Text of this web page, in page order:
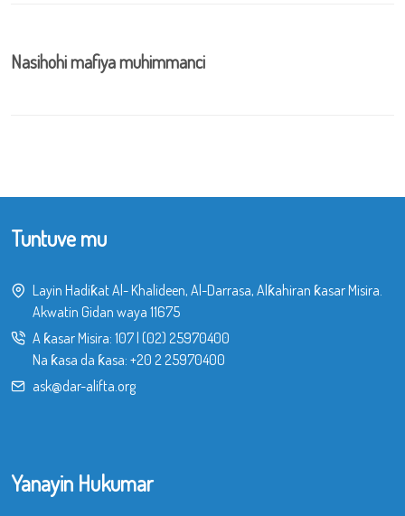
Nasihohi mafiya muhimmanci
Tuntuve mu
Layin Hadiƙat Al- Khalideen, Al-Darrasa, Alƙahiran ƙasar Misira.
Akwatin Gidan waya 11675
A ƙasar Misira: 107| (02) 25970400
Na ƙasa da ƙasa: +20 2 25970400
ask@dar-alifta.org
Yanayin Hukumar